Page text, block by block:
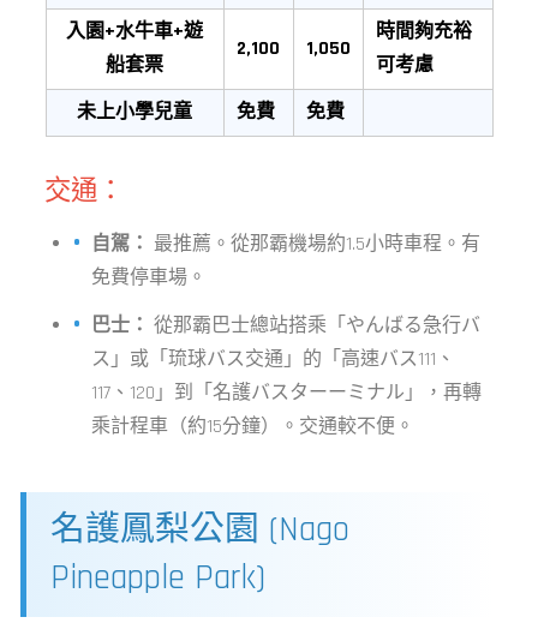
入園+水牛車+遊
船套票
2,100 1,050
時間夠充裕
可考慮
未上小學兒童
免費 免費
交通：
自駕： 最推薦。從那霸機場約1.5小時車程。有
免費停車場。
巴士： 從那霸巴士總站搭乘「やんばる急行バ
ス」或「琉球バス交通」的「高速バス111、
117、120」到「名護バスターーミナル」，再轉
乘計程車（約15分鐘）。交通較不便。
名護鳳梨公園 (Nago
Pineapple Park)